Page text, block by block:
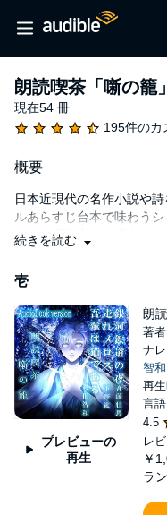
朗読喫茶「噺の籠」
現在54 冊
195件のカ
概要
日本近現代の名作小説や
ルあらすじ台本で味わう
ドラマ風仕立ての演出を
陣でお届けします。
続きを読む
壱
プレビューの
再生
朗
著者
ナ
智和
再
言
4.5
レ
￥
ラ